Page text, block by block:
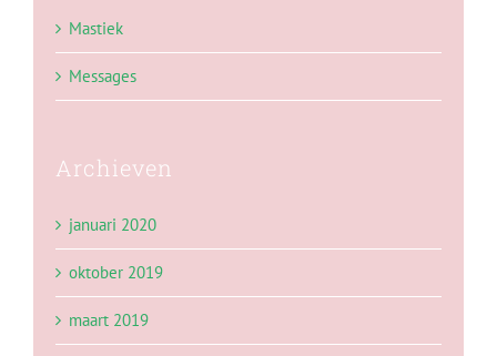
Mastiek
Messages
Archieven
januari 2020
oktober 2019
maart 2019